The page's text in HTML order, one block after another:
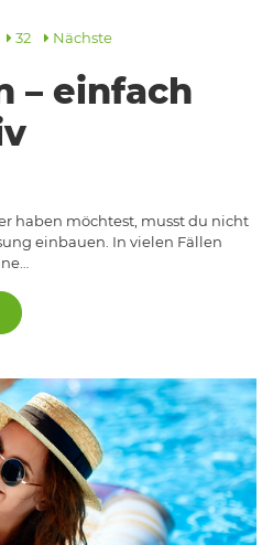
32 Nächste
– einfach
haben möchtest, musst du nicht
einbauen. In vielen Fällen